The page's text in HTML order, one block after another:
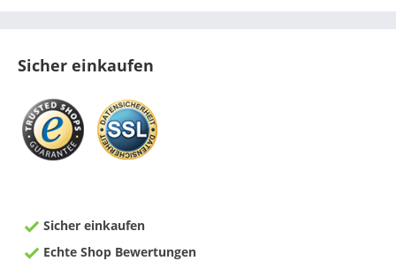
Sicher einkaufen
Sicher einkaufen
Echte Shop Bewertungen